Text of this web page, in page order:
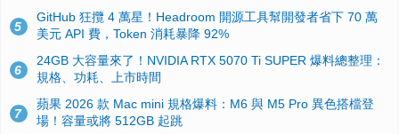
5
GitHub 狂攬 4 萬星！Headroom 開源工具幫開發者省下 70 萬
美元 API 費，Token 消耗暴降 92%
6
24GB 大容量來了！NVIDIA RTX 5070 Ti SUPER 爆料總整理：
規格、功耗、上市時間
7
蘋果 2026 款 Mac mini 規格爆料：M6 與 M5 Pro 異色搭檔登
場！容量或將 512GB 起跳